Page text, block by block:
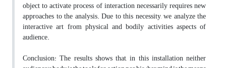
object to activate process of interaction necessarily requires new
approaches to the analysis. Due to this necessity, we analyze the
interactive art from physical and bodily activities aspects of
audience.
Conclusion: The results shows that, in this installation neither